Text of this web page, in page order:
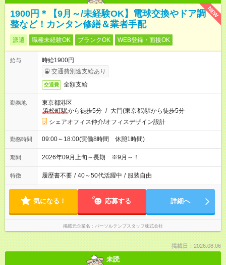
NEW
1900円＊【9月～/未経験OK】電球交換やドア調
整など！カンタン修繕＆業者手配
派遣 職種未経験OK ブランクOK WEB登録・面接OK
給与
時給1900円
交通費別途支給あり
交通費 全額支給
勤務地
東京都港区
浜松町駅から徒歩5分 / 大門(東京都)駅から徒歩5分
シェアオフィス仲介/オフィスデザイン設計
勤務時間 09:00～18:00(実働8時間 休憩1時間)
期間 2026年09月上旬～長期 ※9月～！
特徴 履歴書不要 / 40～50代活躍中 / 服装自由
気になる！ 応募する 詳細へ
掲載元企業名 パーソルテンプスタッフ株式会社
掲載日：2026.08.06
未読